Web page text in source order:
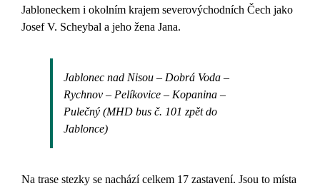
Jabloneckem i okolním krajem severovýchodních Čech jako
Josef V. Scheybal a jeho žena Jana.
Jablonec nad Nisou – Dobrá Voda –
Rychnov – Pelíkovice – Kopanina –
Pulečný (MHD bus č. 101 zpět do
Jablonce)
Na trase stezky se nachází celkem 17 zastavení. Jsou to místa